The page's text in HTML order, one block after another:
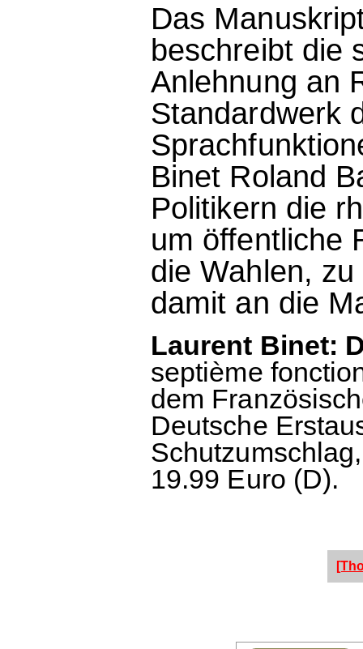
Das
beschreibt die
Anlehnung an
Standardwerk
Binet Roland
Politikern die
um öffentliche
die Wahlen,
damit an die
Laurent Binet:
septième
dem
Deutsche
19.99 Euro (D).